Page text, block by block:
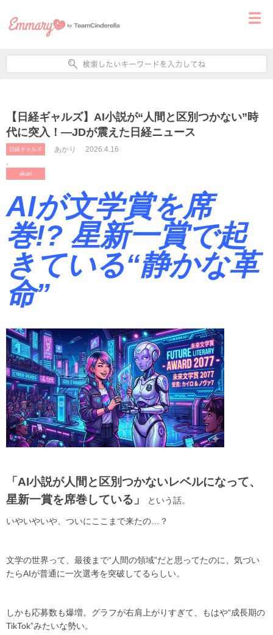
【日経ギャルズ】AI小説が“人間と区別つかない”時
代に突入！—JDが震えた日経ニュース
日経ギャルズ
,
akari
あかり 2026.4.16
AIが文学賞を席
巻!? 星新一賞で起
きている“静かな革
命”
「AI小説が人間と区別つかないレベルになって、
星新一賞を席巻している」
という話。
いやいやいや、ついにここまで来たの…？
文学の世界って、最後まで“人間の領域”だと思ってたのに、気づい
たらAIが普通に一次選考を突破してるらしい。
しかも応募数も爆増。グラフが右肩上がりすぎて、もはや“成長期の
TikTok”みたいな勢い。